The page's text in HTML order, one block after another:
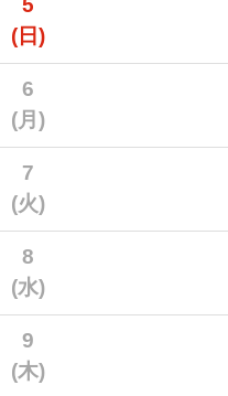
5
(日)
6
(月)
7
(火)
8
(水)
9
(木)